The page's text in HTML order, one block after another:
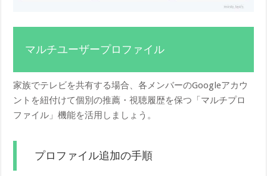
マルチユーザープロファイル
家族でテレビを共有する場合、各メンバーのGoogleアカウ
ントを紐付けて個別の推薦・視聴履歴を保つ「マルチプロ
ファイル」機能を活用しましょう。
プロファイル追加の手順